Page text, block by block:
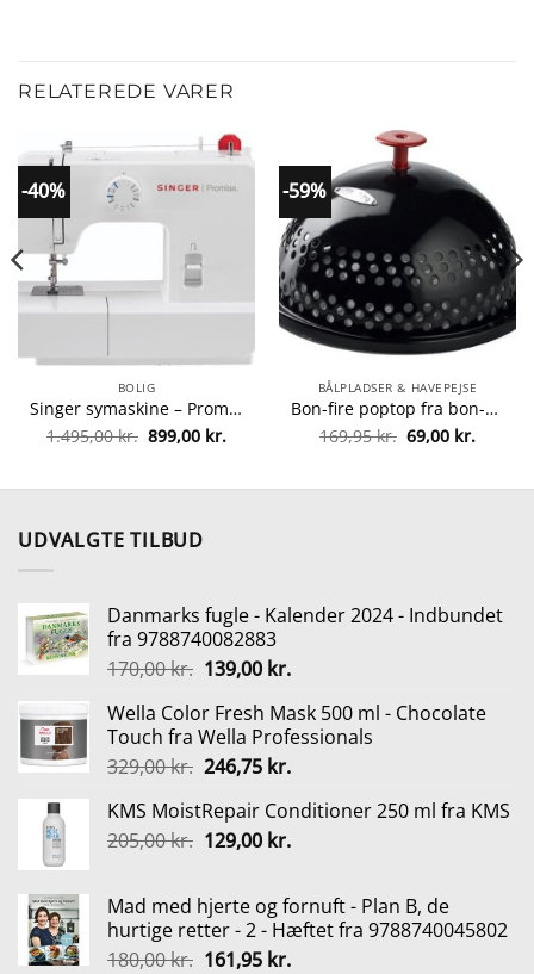
RELATEREDE VARER
-40%
BOLIG
Singer symaskine – Promise 1408 fra singer 374318830872
1.495,00kr. Den
oprindelige
1.495,00 kr..
899,00 kr.
aktuelle
899,00 kr..
-59%
BÅLPLADSER & HAVEPEJSE
Bon-fire poptop fra bon-fire 5708085100183
169,95kr. Den
oprindelige
169,95 kr..
69,00 kr.
69,00
UDVALGTE TILBUD
Danmarks fugle - Kalender 2024 - Indbundet
fra 9788740082883
170,00kr. Den
pris
var:
170,00 kr..
139,00 kr.Den
pris
er:
139,00 kr..
Wella Color Fresh Mask 500 ml - Chocolate
Touch fra Wella Professionals
329,00kr. Den
pris
var:
246,75 kr.Den
pris
er:
KMS MoistRepair Conditioner 250 ml fra KMS
205,00kr. Den
var:
205,00 kr..
129,00 kr.Den
er:
129,00 kr..
Mad med hjerte og fornuft - Plan B, de
hurtige retter - 2 - Hæftet fra 9788740045802
180,00kr. Den
161,95 kr.Den